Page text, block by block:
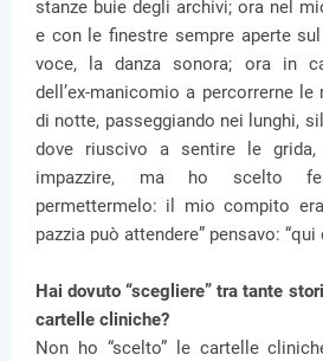
stanze buie degli archivi; ora nel
e con le finestre sempre aperte
voce, la danza sonora; ora in
dell’ex-manicomio a percorrerne
di notte, passeggiando nei lunghi,
dove riuscivo a sentire le grida,
impazzire, ma ho scelto
permettermelo: il mio compito
pazzia può attendere” pensavo:
Hai dovuto “scegliere” tra tante
cartelle cliniche?
Non ho “scelto” le cartelle